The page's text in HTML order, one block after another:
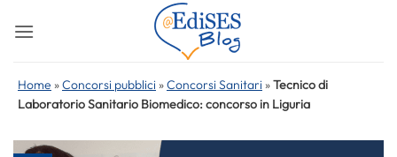
Home »Concorsi pubblici »Concorsi Sanitari »Tecnico di
Laboratorio Sanitario Biomedico: concorso in Liguria